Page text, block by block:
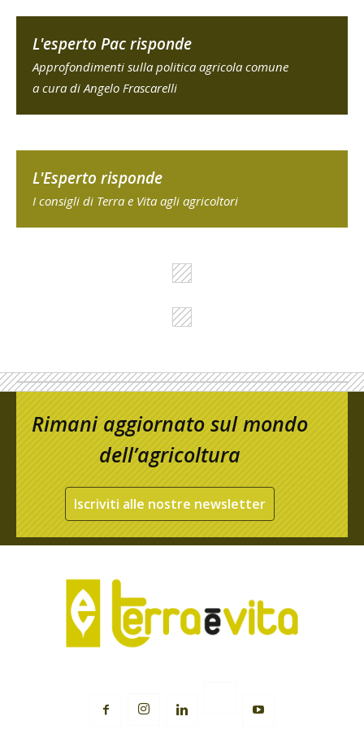
L'esperto Pac risponde
Approfondimenti sulla politica agricola comune
a cura di Angelo Frascarelli
L'Esperto risponde
I consigli di Terra e Vita agli agricoltori
Rimani aggiornato sul mondo
dell’agricoltura
Iscriviti alle nostre newsletter